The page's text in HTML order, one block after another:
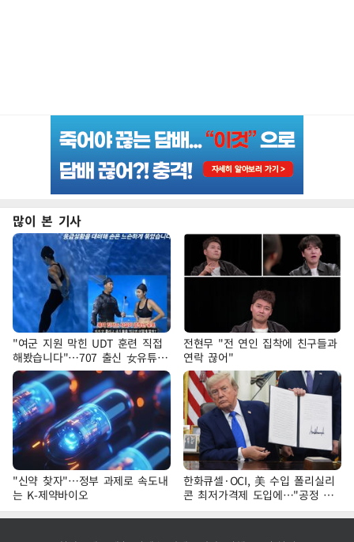
많이 본 기사
"여군 지원 막힌 UDT 훈련 직접
해봤습니다"…707 출신 女유튜버
'완벽 소화'
전현무 "전 연인 집착에 친구들과
연락 끊어"
"신약 찾자"…정부 과제로 속도내
는 K-제약바이오
한화큐셀·OCI, 美 수입 폴리실리
콘 최저가격제 도입에…"공정 경
쟁·수익성 개선 환영"